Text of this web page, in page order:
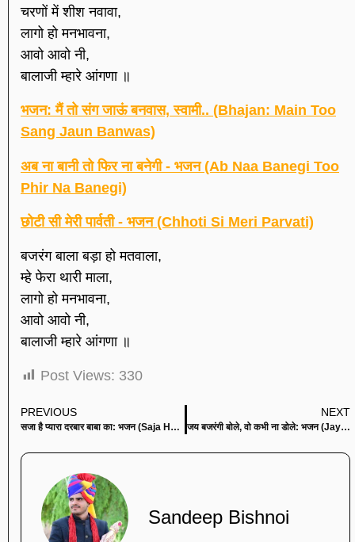
चरणों में शीश नवावा,
लागो हो मनभावना,
आवो आवो नी,
बालाजी म्हारे आंगणा ॥
भजन: मैं तो संग जाऊं बनवास, स्वामी.. (Bhajan: Main Too
Sang Jaun Banwas)
अब ना बानी तो फिर ना बनेगी - भजन (Ab Naa Banegi Too
Phir Na Banegi)
छोटी सी मेरी पार्वती - भजन (Chhoti Si Meri Parvati)
बजरंग बाला बड़ा हो मतवाला,
म्हे फेरा थारी माला,
लागो हो मनभावना,
आवो आवो नी,
बालाजी म्हारे आंगणा ॥
Post Views: 330
PREVIOUS
सजा है प्यारा दरबार बाबा का: भजन (Saja Hai Pyara Darbar Baba Ka)
NEXT
जय बजरंगी बोले, वो कभी ना डोले: भजन (Jay Bajrangi Bole Vo Kabhi Na Dole)
Sandeep Bishnoi